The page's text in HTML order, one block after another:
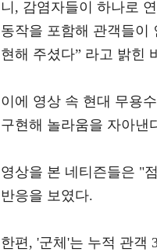
니, 감염자들이 하나로
동작을 포함해 관객들이
현해 주셨다” 라고 밝힌
이에 영상 속 현대 무용
구현해 놀라움을 자아낸
영상을 본 네티즌들은 "
반응을 보였다.
한편, '군체'는 누적 관객